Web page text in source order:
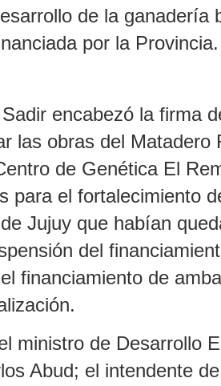
de la ganadería
por la Provincia.
encabezó la firma
las obras del Matadero
de Genética El
para el fortalecimiento
Jujuy que habían
del
financiamiento de
ministro de Desarrollo
Abud; el intendente